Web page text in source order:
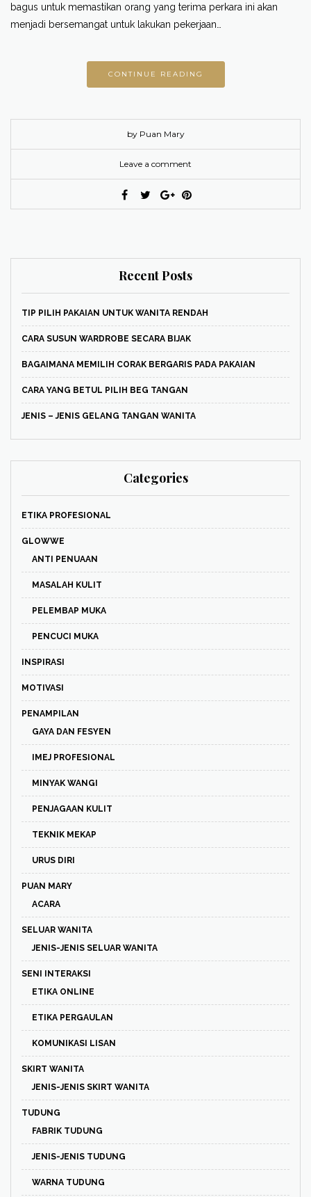
bagus untuk memastikan orang yang terima perkara ini akan
menjadi bersemangat untuk lakukan pekerjaan…
CONTINUE READING
by Puan Mary
Leave a comment
Recent Posts
TIP PILIH PAKAIAN UNTUK WANITA RENDAH
CARA SUSUN WARDROBE SECARA BIJAK
BAGAIMANA MEMILIH CORAK BERGARIS PADA PAKAIAN
CARA YANG BETUL PILIH BEG TANGAN
JENIS – JENIS GELANG TANGAN WANITA
Categories
ETIKA PROFESIONAL
GLOWWE
ANTI PENUAAN
MASALAH KULIT
PELEMBAP MUKA
PENCUCI MUKA
INSPIRASI
MOTIVASI
PENAMPILAN
GAYA DAN FESYEN
IMEJ PROFESIONAL
MINYAK WANGI
PENJAGAAN KULIT
TEKNIK MEKAP
URUS DIRI
PUAN MARY
ACARA
SELUAR WANITA
JENIS-JENIS SELUAR WANITA
SENI INTERAKSI
ETIKA ONLINE
ETIKA PERGAULAN
KOMUNIKASI LISAN
SKIRT WANITA
JENIS-JENIS SKIRT WANITA
TUDUNG
FABRIK TUDUNG
JENIS-JENIS TUDUNG
WARNA TUDUNG